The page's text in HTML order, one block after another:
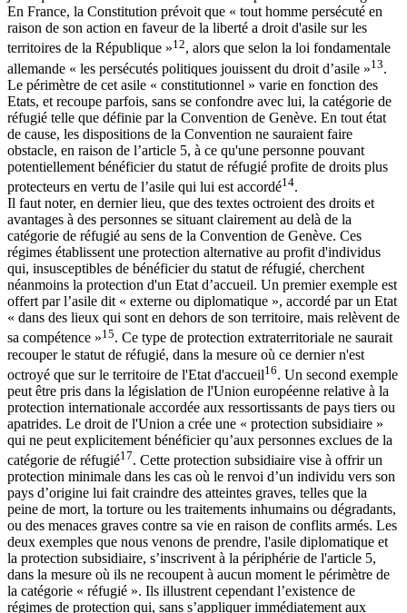
En France, la Constitution prévoit que « tout homme persécuté en
raison de son action en faveur de la liberté a droit d'asile sur les
territoires de la République »12, alors que selon la loi fondamentale
allemande « les persécutés politiques jouissent du droit d’asile »13.
Le périmètre de cet asile « constitutionnel » varie en fonction des
Etats, et recoupe parfois, sans se confondre avec lui, la catégorie de
réfugié telle que définie par la Convention de Genève. En tout état
de cause, les dispositions de la Convention ne sauraient faire
obstacle, en raison de l’article 5, à ce qu'une personne pouvant
potentiellement bénéficier du statut de réfugié profite de droits plus
protecteurs en vertu de l’asile qui lui est accordé14.
Il faut noter, en dernier lieu, que des textes octroient des droits et
avantages à des personnes se situant clairement au delà de la
catégorie de réfugié au sens de la Convention de Genève. Ces
régimes établissent une protection alternative au profit d'individus
qui, insusceptibles de bénéficier du statut de réfugié, cherchent
néanmoins la protection d'un Etat d’accueil. Un premier exemple est
offert par l’asile dit « externe ou diplomatique », accordé par un Etat
« dans des lieux qui sont en dehors de son territoire, mais relèvent de
sa compétence »15. Ce type de protection extraterritoriale ne saurait
recouper le statut de réfugié, dans la mesure où ce dernier n'est
octroyé que sur le territoire de l'Etat d'accueil16. Un second exemple
peut être pris dans la législation de l'Union européenne relative à la
protection internationale accordée aux ressortissants de pays tiers ou
apatrides. Le droit de l'Union a crée une « protection subsidiaire »
qui ne peut explicitement bénéficier qu’aux personnes exclues de la
catégorie de réfugié17. Cette protection subsidiaire vise à offrir un
protection minimale dans les cas où le renvoi d’un individu vers son
pays d’origine lui fait craindre des atteintes graves, telles que la
peine de mort, la torture ou les traitements inhumains ou dégradants,
ou des menaces graves contre sa vie en raison de conflits armés. Les
deux exemples que nous venons de prendre, l'asile diplomatique et
la protection subsidiaire, s’inscrivent à la périphérie de l'article 5,
dans la mesure où ils ne recoupent à aucun moment le périmètre de
la catégorie « réfugié ». Ils illustrent cependant l’existence de
régimes de protection qui, sans s’appliquer immédiatement aux